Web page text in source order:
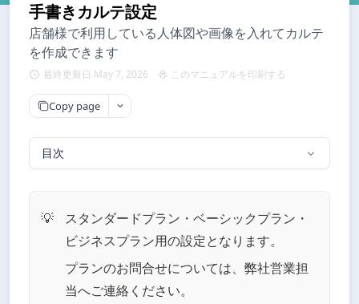
手書きカルテ設定
店舗様で利用している人体図や画像を入れてカルテ
を作成できます
最終更新日 May 7, 2026 このマニュアルを印刷する
Copy page
目次
💡
スタンダードプラン・ベーシックプラン・
ビジネスプラン用の設定となります。
プランのお問合せについては、弊社営業担
当へご連絡ください。